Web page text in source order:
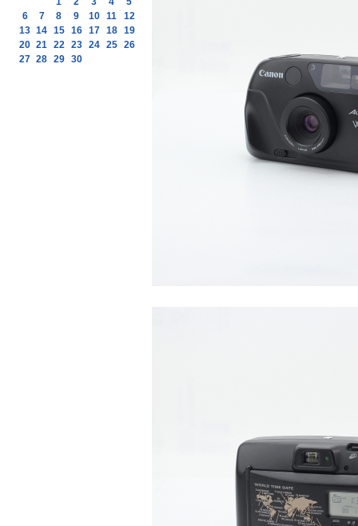
6
7 8 9 10 11
12
13 14 15 16 17 18 19
20 21 22 23 24 25 26
27 28 29 30